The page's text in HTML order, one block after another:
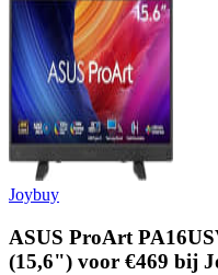
Joybuy
ASUS ProArt
(15,6") voor €469 bij